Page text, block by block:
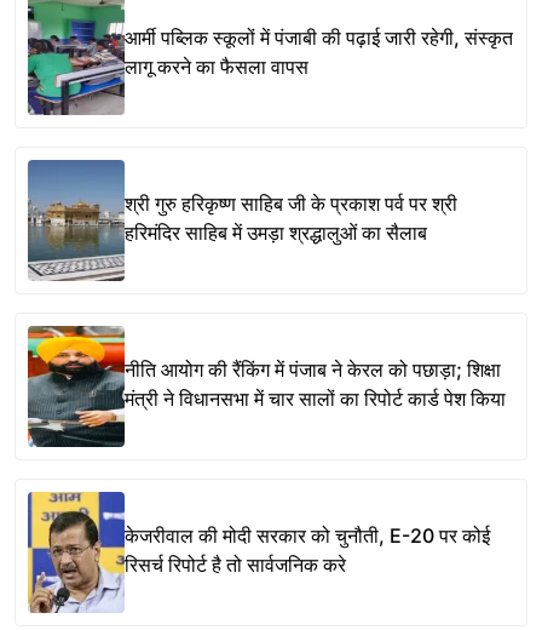
आर्मी पब्लिक स्कूलों में पंजाबी की पढ़ाई जारी रहेगी, संस्कृत
लागू करने का फैसला वापस
श्री गुरु हरिकृष्ण साहिब जी के प्रकाश पर्व पर श्री
हरिमंदिर साहिब में उमड़ा श्रद्धालुओं का सैलाब
नीति आयोग की रैंकिंग में पंजाब ने केरल को पछाड़ा; शिक्षा
मंत्री ने विधानसभा में चार सालों का रिपोर्ट कार्ड पेश किया
केजरीवाल की मोदी सरकार को चुनौती, E-20 पर कोई
रिसर्च रिपोर्ट है तो सार्वजनिक करे